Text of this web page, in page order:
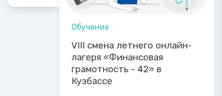
Обучение
VIII смена летнего онлайн-
лагеря «Финансовая
грамотность - 42» в
Кузбассе